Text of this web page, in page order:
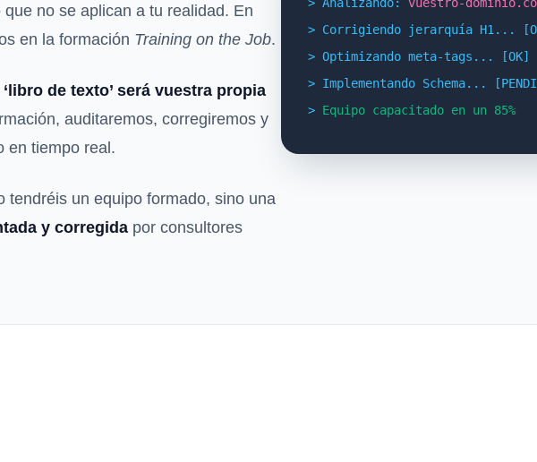
no se aplican a tu realidad. En
en la formación Training on the Job.
de texto’ será vuestra propia
auditaremos, corregiremos y
en tiempo real.
tendréis un equipo formado, sino una
y corregida por consultores
> Corrigiendo jerarquía H1...
> Optimizando meta-tags... [OK]
> Implementando Schema...
> Equipo capacitado en un 85%